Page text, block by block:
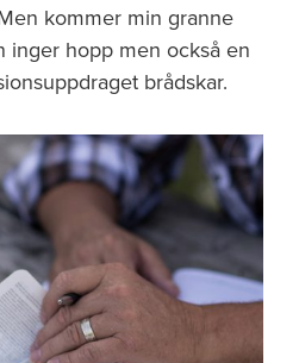
kommer min granne
inger hopp men också en
brådskar.